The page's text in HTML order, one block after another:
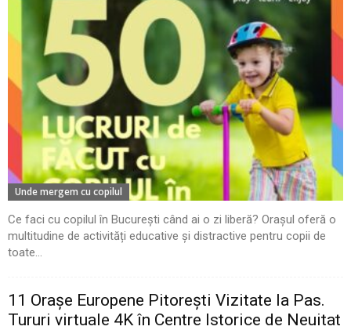
Unde mergem cu copilul
Ce faci cu copilul în București când ai o zi liberă? Orașul oferă o
multitudine de activități educative și distractive pentru copii de
toate...
11 Oraşe Europene Pitoreşti Vizitate la Pas.
Tururi virtuale 4K în Centre Istorice de Neuitat